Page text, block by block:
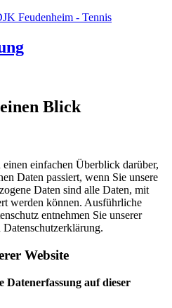
Feudenheim - Tennis
Blick
einfachen Überblick darüber,
Daten passiert, wenn Sie unsere
Daten sind alle Daten, mit
werden können. Ausführliche
entnehmen Sie unserer
Website
auf dieser